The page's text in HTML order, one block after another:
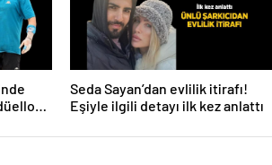
Seda Sayan’dan evlilik itirafı!
Eşiyle ilgili detayı ilk kez anlattı